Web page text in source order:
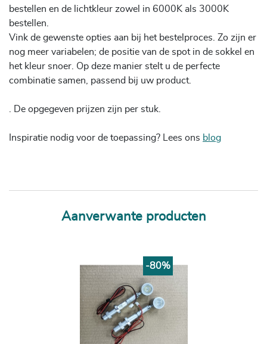
bestellen en de lichtkleur zowel in 6000K als 3000K
bestellen.
Vink de gewenste opties aan bij het bestelproces. Zo zijn er
nog meer variabelen; de positie van de spot in de sokkel en
het kleur snoer. Op deze manier stelt u de perfecte
combinatie samen, passend bij uw product.
. De opgegeven prijzen zijn per stuk.
Inspiratie nodig voor de toepassing? Lees ons blog
Aanverwante producten
-80%